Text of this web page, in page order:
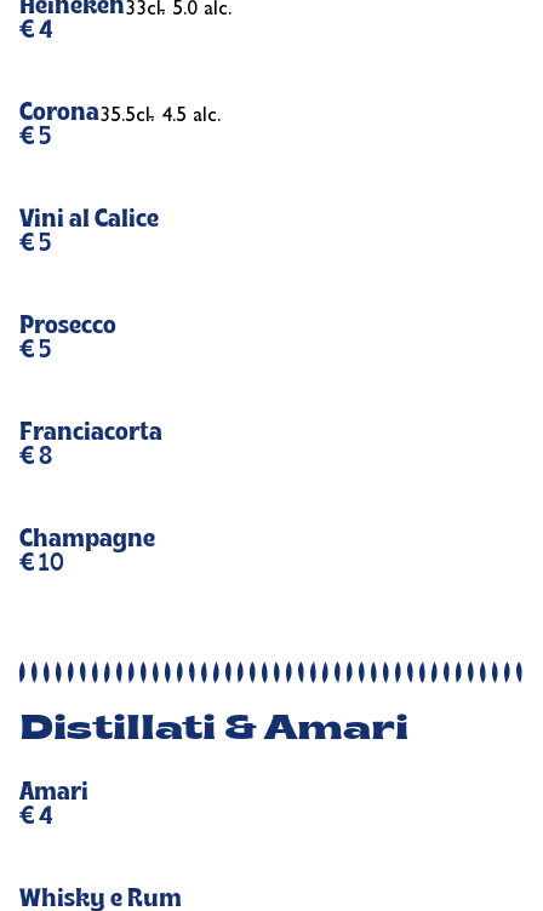
Heineken33cl.- 5.0 alc.
€ 4
Corona35.5cl.- 4.5 alc.
€ 5
Vini al Calice
€ 5
Prosecco
€ 5
Franciacorta
€ 8
Champagne
€ 10
Distillati & Amari
Amari
€ 4
Whisky e Rum